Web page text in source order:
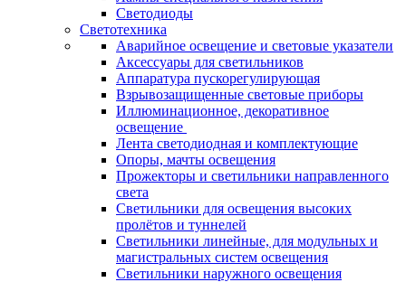
Светодиоды
Светотехника
Аварийное освещение и световые указатели
Аксессуары для светильников
Аппаратура пускорегулирующая
Взрывозащищенные световые приборы
Иллюминационное, декоративное
освещение
Лента светодиодная и комплектующие
Опоры, мачты освещения
Прожекторы и светильники направленного
света
Светильники для освещения высоких
пролётов и туннелей
Светильники линейные, для модульных и
магистральных систем освещения
Светильники наружного освещения